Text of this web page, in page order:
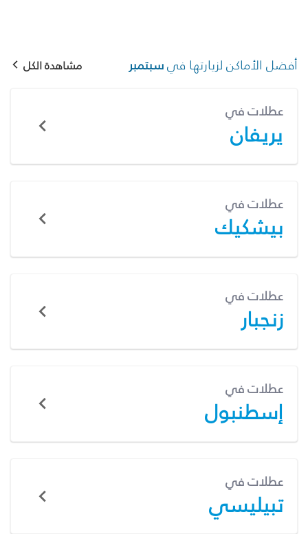
أفضل الأماكن لزيارتها فيسبتمبر مشاهدة الكل
عطلات في
يريفان
عطلات في
بيشكيك
عطلات في
زنجبار
عطلات في
إسطنبول
عطلات في
تبيليسي